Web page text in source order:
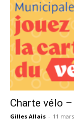
Charte vélo
Gilles Allais - 11